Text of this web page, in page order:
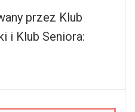
przez Klub
i Klub Seniora: